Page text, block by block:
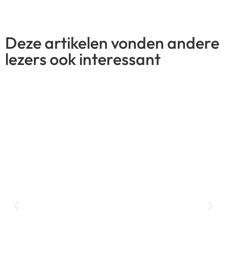
Deze artikelen vonden andere
lezers ook interessant